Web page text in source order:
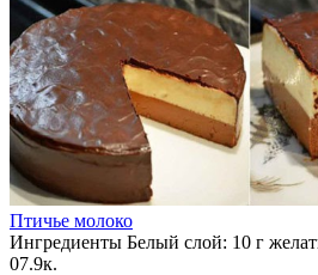
Птичье молоко
Ингредиенты Белый слой: 10 г
07.9к.